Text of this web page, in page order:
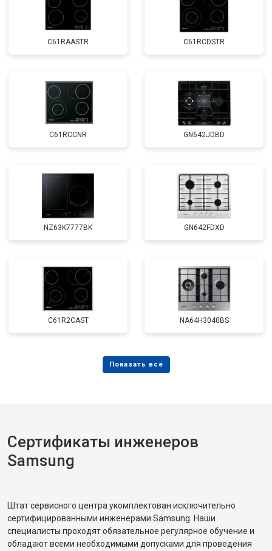
C61RAASTR C61RCDSTR
C61RCCNR GN642JDBD
NZ63K7777BK GN642FDXD
C61R2CAST NA64H3040BS
Сертификаты инженеров
Samsung
Штат сервисного центра укомплектован исключительно
сертифицированными инженерами Samsung. Наши
специалисты проходят обязательное регулярное обучение и
обладают всеми необходимыми допусками для проведения